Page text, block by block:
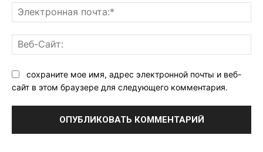
сохраните мое имя, адрес электронной почты и веб-
сайт в этом браузере для следующего комментария.